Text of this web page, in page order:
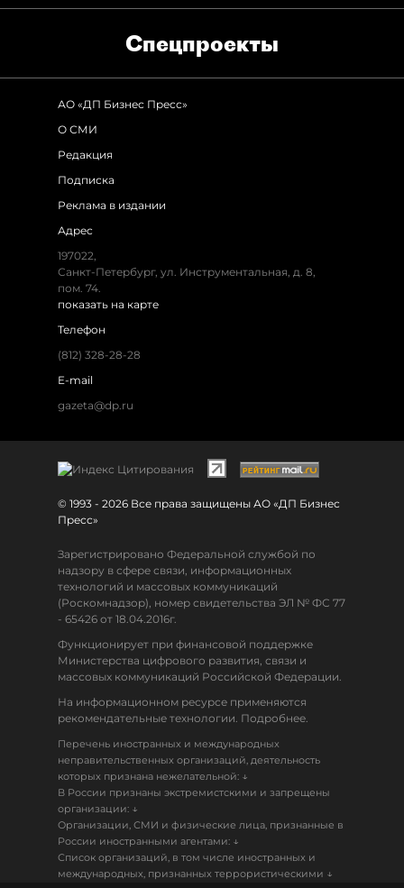
Спец­проекты
АО «ДП Бизнес Пресс»
О СМИ
Редакция
Подписка
Реклама в издании
Адрес
197022,
Санкт-Петербург, ул. Инструментальная, д. 8,
пом. 74.
показать на карте
Телефон
(812) 328-28-28
E-mail
gazeta@dp.ru
© 1993 - 2026 Все права защищены АО «ДП Бизнес
Пресс»
Зарегистрировано Федеральной службой по
надзору в сфере связи, информационных
технологий и массовых коммуникаций
(Роскомнадзор), номер свидетельства ЭЛ № ФС 77
- 65426 от 18.04.2016г.
Функционирует при финансовой поддержке
Министерства цифрового развития, связи и
массовых коммуникаций Российской Федерации.
На информационном ресурсе применяются
рекомендательные технологии. Подробнее.
Перечень иностранных и международных
неправительственных организаций, деятельность
которых признана нежелательной: ↓
В России признаны экстремистскими и запрещены
организации: ↓
Организации, СМИ и физические лица, признанные в
России иностранными агентами: ↓
Список организаций, в том числе иностранных и
международных, признанных террористическими ↓